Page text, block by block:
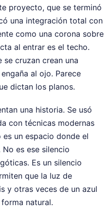
proyecto, que se terminó
una integración total con
como una corona sobre
al entrar es el techo.
se cruzan crean una
al ojo. Parece
dictan los planos.
una historia. Se usó
con técnicas modernas
un espacio donde el
es ese silencio
Es un silencio
que la luz de
y otras veces de un azul
natural.